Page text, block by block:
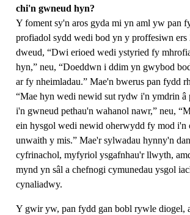
chi'n gwneud hyn?
Y foment sy'n aros gyda mi yn aml yw pan
profiadol sydd wedi bod yn y proffesiwn ers
dweud, “Dwi erioed wedi ystyried fy
hyn,” neu, “Doeddwn i ddim yn gwybod
ar fy nheimladau.” Mae'n bwerus pan fydd
“Mae hyn wedi newid sut rydw i'n ymdrin â
i'n gwneud pethau'n wahanol nawr,” neu,
ein hysgol wedi newid oherwydd fy mod i'n
unwaith y mis.” Mae'r sylwadau hynny'n
cyfrinachol, myfyriol ysgafnhau'r llwyth,
mynd yn sâl a chefnogi cymunedau ysgol
cynaliadwy.
Y gwir yw, pan fydd gan bobl rywle diogel,